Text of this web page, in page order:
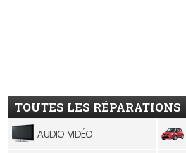
TOUTES LES RÉPARATIONS
AUDIO-VIDÉO